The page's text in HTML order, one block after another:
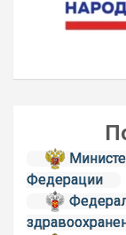
Федерации